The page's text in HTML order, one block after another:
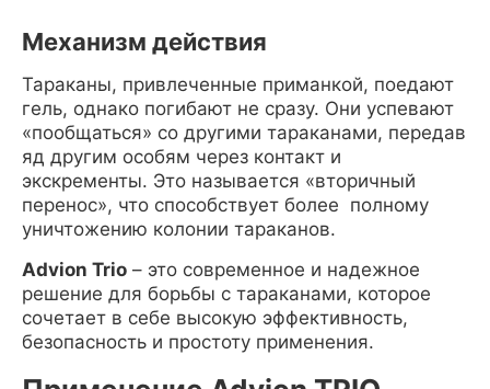
Механизм действия
Тараканы, привлеченные приманкой, поедают
гель, однако погибают не сразу. Они успевают
«пообщаться» со другими тараканами, передав
яд другим особям через контакт и
экскременты. Это называется «вторичный
перенос», что способствует более полному
уничтожению колонии тараканов.
Advion Trio – это современное и надежное
решение для борьбы с тараканами, которое
сочетает в себе высокую эффективность,
безопасность и простоту применения.